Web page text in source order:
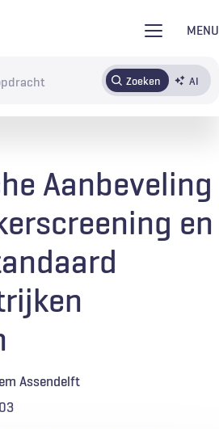
MENU
Zoeken AI
Tijdschrift Inloggen
Aanbeveling
en
Assendelft